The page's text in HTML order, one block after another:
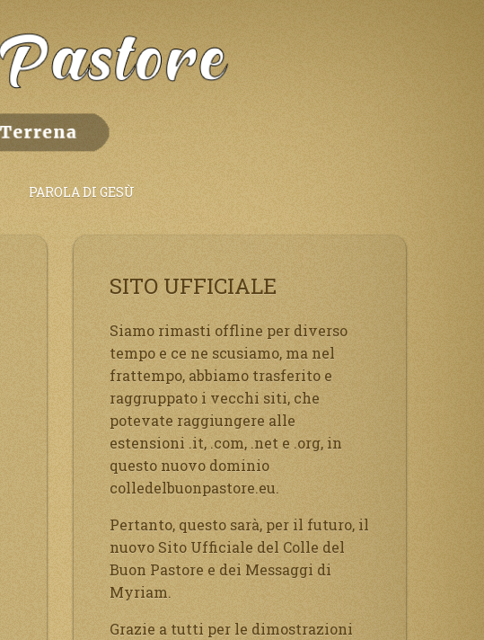
PAROLA DI GESÙ
SITO UFFICIALE
Siamo rimasti offline per diverso
tempo e ce ne scusiamo, ma nel
frattempo, abbiamo trasferito e
raggruppato i vecchi siti, che
potevate raggiungere alle
estensioni .it, .com, .net e .org, in
questo nuovo dominio
colledelbuonpastore.eu.
Pertanto, questo sarà, per il futuro, il
nuovo Sito Ufficiale del Colle del
Buon Pastore e dei Messaggi di
Myriam.
Grazie a tutti per le dimostrazioni